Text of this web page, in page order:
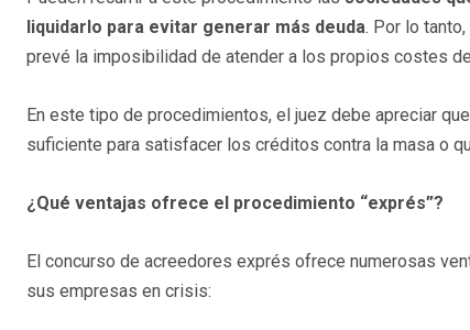
liquidarlo para evitar generar más deuda. Por lo
prevé la imposibilidad de atender a los propios costes
En este tipo de procedimientos, el juez debe apreciar
suficiente para satisfacer los créditos contra la masa o
¿Qué ventajas ofrece el procedimiento “exprés”?
El concurso de acreedores exprés ofrece numerosas
sus empresas en crisis: